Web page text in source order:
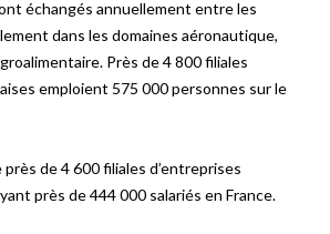
échangés annuellement entre les
dans les domaines aéronautique,
Près de 4 800 filiales
emploient 575 000 personnes sur le
près de 4 600 filiales d’entreprises
près de 444 000 salariés en France.